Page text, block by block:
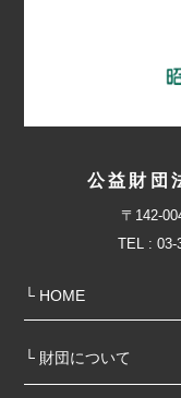
公益財団
〒142-
TEL : 03-
└ HOME
└ 財団について